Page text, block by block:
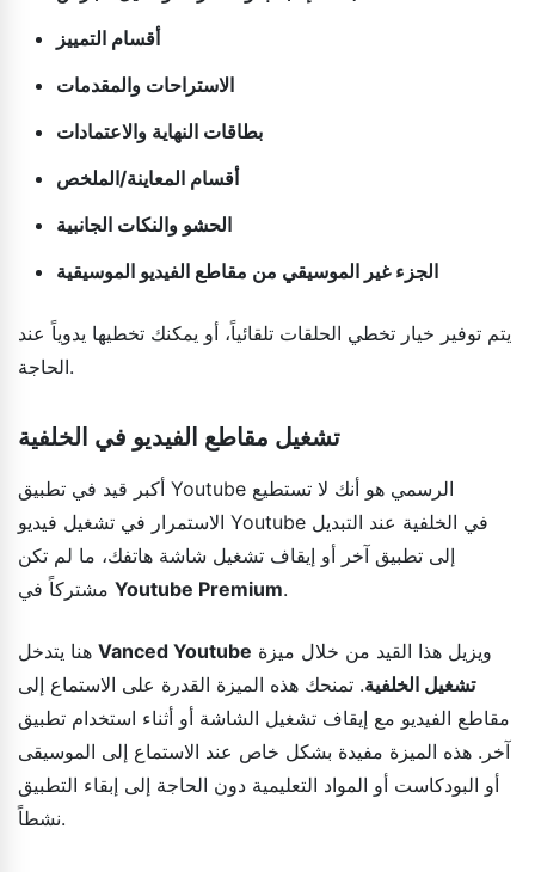
أقسام التمييز
الاستراحات والمقدمات
بطاقات النهاية والاعتمادات
أقسام المعاينة/الملخص
الحشو والنكات الجانبية
الجزء غير الموسيقي من مقاطع الفيديو الموسيقية
يتم توفير خيار تخطي الحلقات تلقائياً، أو يمكنك تخطيها يدوياً عند
الحاجة.
تشغيل مقاطع الفيديو في الخلفية
أكبر قيد في تطبيق Youtube الرسمي هو أنك لا تستطيع
الاستمرار في تشغيل فيديو Youtube في الخلفية عند التبديل
إلى تطبيق آخر أو إيقاف تشغيل شاشة هاتفك، ما لم تكن
Youtube Premium.
Vanced Youtube ويزيل هذا القيد من خلال ميزة
تشغيل الخلفية. تمنحك هذه الميزة القدرة على الاستماع إلى
مقاطع الفيديو مع إيقاف تشغيل الشاشة أو أثناء استخدام تطبيق
آخر. هذه الميزة مفيدة بشكل خاص عند الاستماع إلى الموسيقى
أو البودكاست أو المواد التعليمية دون الحاجة إلى إبقاء التطبيق
نشطاً.